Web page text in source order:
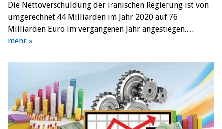
Die Nettoverschuldung der iranischen Regierung ist von
umgerechnet 44 Milliarden im Jahr 2020 auf 76
Milliarden Euro im vergangenen Jahr angestiegen.…
mehr »